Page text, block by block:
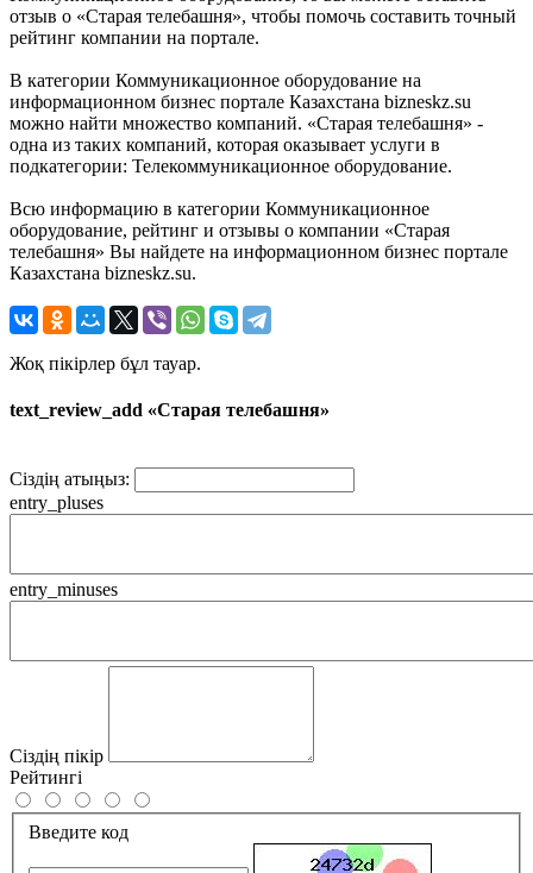
отзыв о «Старая телебашня», чтобы помочь составить точный
рейтинг компании на портале.
В категории Коммуникационное оборудование на
информационном бизнес портале Казахстана bizneskz.su
можно найти множество компаний. «Старая телебашня» -
одна из таких компаний, которая оказывает услуги в
подкатегории: Телекоммуникационное оборудование.
Всю информацию в категории Коммуникационное
оборудование, рейтинг и отзывы о компании «Старая
телебашня» Вы найдете на информационном бизнес портале
Казахстана bizneskz.su.
Жоқ пікірлер бұл тауар.
text_review_add «Старая телебашня»
Сіздің атыңыз:
entry_pluses
entry_minuses
Сіздің пікір
Рейтингі
Введите код